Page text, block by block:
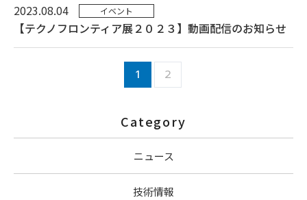
2023.08.04 イベント
【テクノフロンティア展２０２３】動画配信のお知らせ
1 2
Category
ニュース
技術情報